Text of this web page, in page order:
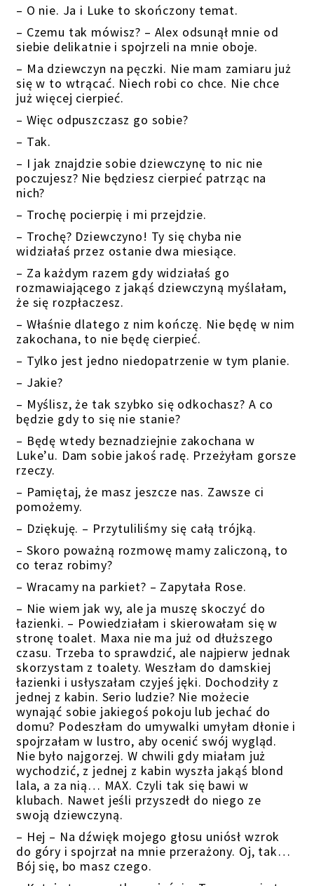
– O nie. Ja i Luke to skończony temat.
– Czemu tak mówisz? – Alex odsunął mnie od
siebie delikatnie i spojrzeli na mnie oboje.
– Ma dziewczyn na pęczki. Nie mam zamiaru już
się w to wtrącać. Niech robi co chce. Nie chce
już więcej cierpieć.
– Więc odpuszczasz go sobie?
– Tak.
– I jak znajdzie sobie dziewczynę to nic nie
poczujesz? Nie będziesz cierpieć patrząc na
nich?
– Trochę pocierpię i mi przejdzie.
– Trochę? Dziewczyno! Ty się chyba nie
widziałaś przez ostanie dwa miesiące.
– Za każdym razem gdy widziałaś go
rozmawiającego z jakąś dziewczyną myślałam,
że się rozpłaczesz.
– Właśnie dlatego z nim kończę. Nie będę w nim
zakochana, to nie będę cierpieć.
– Tylko jest jedno niedopatrzenie w tym planie.
– Jakie?
– Myślisz, że tak szybko się odkochasz? A co
będzie gdy to się nie stanie?
– Będę wtedy beznadziejnie zakochana w
Luke’u. Dam sobie jakoś radę. Przeżyłam gorsze
rzeczy.
– Pamiętaj, że masz jeszcze nas. Zawsze ci
pomożemy.
– Dziękuję. – Przytuliliśmy się całą trójką.
– Skoro poważną rozmowę mamy zaliczoną, to
co teraz robimy?
– Wracamy na parkiet? – Zapytała Rose.
– Nie wiem jak wy, ale ja muszę skoczyć do
łazienki. – Powiedziałam i skierowałam się w
stronę toalet. Maxa nie ma już od dłuższego
czasu. Trzeba to sprawdzić, ale najpierw jednak
skorzystam z toalety. Weszłam do damskiej
łazienki i usłyszałam czyjeś jęki. Dochodziły z
jednej z kabin. Serio ludzie? Nie możecie
wynająć sobie jakiegoś pokoju lub jechać do
domu? Podeszłam do umywalki umyłam dłonie i
spojrzałam w lustro, aby ocenić swój wygląd.
Nie było najgorzej. W chwili gdy miałam już
wychodzić, z jednej z kabin wyszła jakąś blond
lala, a za nią… MAX. Czyli tak się bawi w
klubach. Nawet jeśli przyszedł do niego ze
swoją dziewczyną.
– Hej – Na dźwięk mojego głosu uniósł wzrok
do góry i spojrzał na mnie przerażony. Oj, tak…
Bój się, bo masz czego.